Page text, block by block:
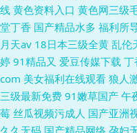
线 黄色资料入口 黄色网三级
堂丁香 国产精品水多 福利所
月天av 18日本三级全黄 乱伦
婷 91精品又 爱豆传媒下载 丁
com 美女福利在线观看 狼人
三级最新免费 91嫩草国产 午
莓 丝瓜视频污成人 国产亚洲
久久无码 国产精品网络 孕妇